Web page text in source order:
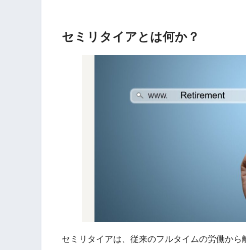
セミリタイアとは何か？
セミリタイアは、従来のフルタイムの労働か